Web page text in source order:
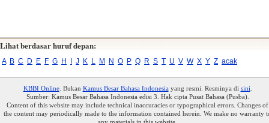
Lihat berdasar huruf depan:
A B C D E F G H J K L M N O P Q R S T U V W X Y Z acak
KBBI Online. Bukan Kamus Besar Bahasa Indonesiayang resmi. Resminya di sini
Sumber: Kamus Besar Bahasa Indonesia edisi 3. Hak cipta Pusat Bahasa (Pusba).
Content of this website may include technical inaccuracies or typographical errors. Changes of
the content may periodically made to the information contained herein. We make no warranty